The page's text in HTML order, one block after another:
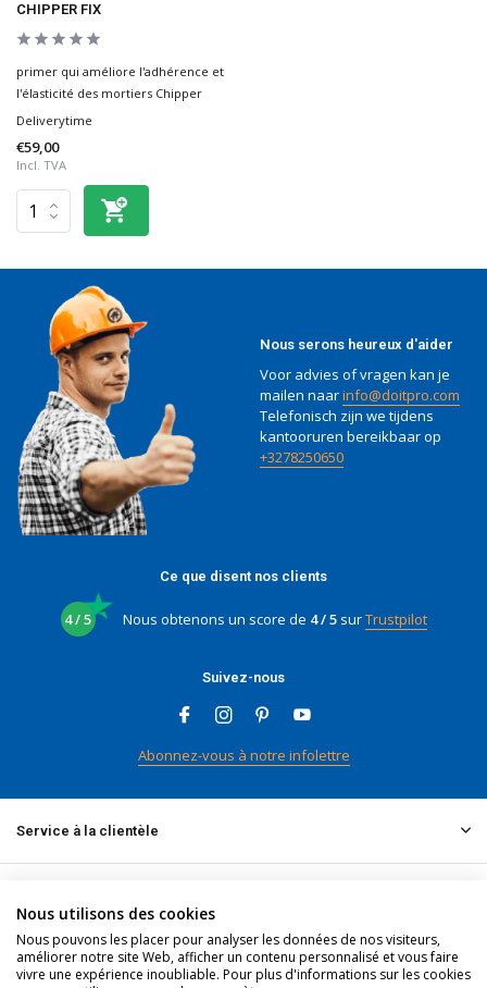
CHIPPER FIX
primer qui améliore l'adhérence et
l'élasticité des mortiers Chipper
Deliverytime
€59,00
Incl. TVA
Nous serons heureux d'aider
Voor advies of vragen kan je
mailen naarinfo@doitpro.com
Telefonisch zijn we tijdens
kantooruren bereikbaar op
+3278250650
Ce que disent nos clients
4 / 5 Nous obtenons un score de 4 / 5surTrustpilot
Suivez-nous
Abonnez-vous à notre infolettre
Service à la clientèle
Informations
Nous utilisons des cookies
Nous pouvons les placer pour analyser les données de nos visiteurs,
améliorer notre site Web, afficher un contenu personnalisé et vous faire
vivre une expérience inoubliable. Pour plus d'informations sur les cookies